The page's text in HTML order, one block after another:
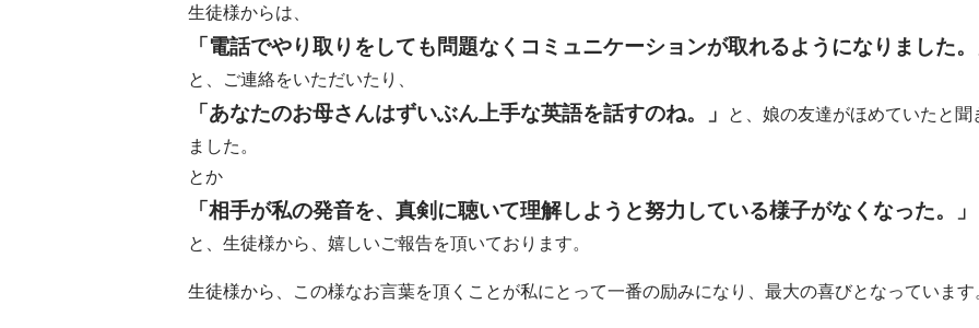
生徒様からは、
「電話でやり取りをしても問題なくコミュニケーションが取れるようになりました。
と、ご連絡をいただいたり、
「あなたのお母さんはずいぶん上手な英語を話すのね。」
と、娘の友達がほめていたと聞
ました。
とか
「相手が私の発音を、真剣に聴いて理解しようと努力している様子がなくなった。」
と、生徒様から、嬉しいご報告を頂いております。
生徒様から、この様なお言葉を頂くことが私にとって一番の励みになり、最大の喜びとなっています